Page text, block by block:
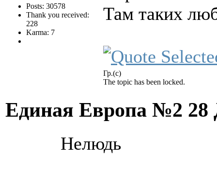
Posts: 30578
Thank you received:
228
Karma: 7
Там таких
Гр.(с)
The topic has been locked.
Единая Европа №2 28
Нелюдь